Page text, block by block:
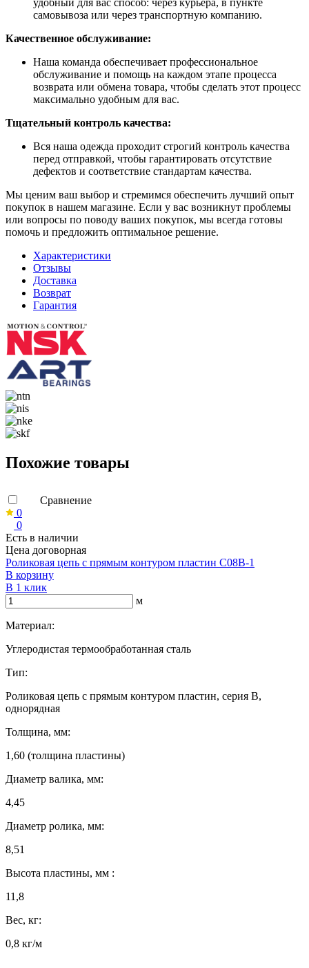
самовывоза или через транспортную компанию.
Качественное обслуживание:
Наша команда обеспечивает профессиональное
обслуживание и помощь на каждом этапе процесса
возврата или обмена товара, чтобы сделать этот процесс
максимально удобным для вас.
Тщательный контроль качества:
Вся наша одежда проходит строгий контроль качества
перед отправкой, чтобы гарантировать отсутствие
дефектов и соответствие стандартам качества.
Мы ценим ваш выбор и стремимся обеспечить лучший опыт
покупок в нашем магазине. Если у вас возникнут проблемы
или вопросы по поводу ваших покупок, мы всегда готовы
помочь и предложить оптимальное решение.
Характеристики
Отзывы
Доставка
Возврат
Гарантия
Похожие товары
Сравнение
0
0
Есть в наличии
Цена договорная
Роликовая цепь с прямым контуром пластин C08B-1
В корзину
В 1 клик
м
Материал:
Углеродистая термообработанная сталь
Тип:
Роликовая цепь с прямым контуром пластин, серия B,
однорядная
Толщина, мм:
1,60 (толщина пластины)
Диаметр валика, мм:
4,45
Диаметр ролика, мм:
8,51
Высота пластины, мм :
11,8
Вес, кг:
0,8 кг/м